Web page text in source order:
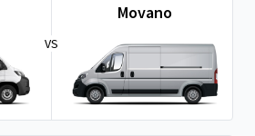
VS
Movano